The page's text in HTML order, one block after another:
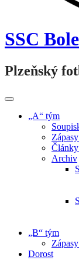
SSC
Plzeňský
„A“ tým
Archiv
„B“ tým
Dorost